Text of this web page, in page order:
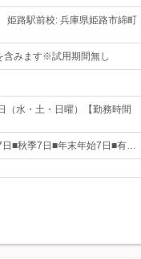
姫路駅前校: 兵庫県姫路市綿町
含みます※試用期間無し
水・土・日曜）【勤務時間
日■秋季7日■年末年始7日■有…